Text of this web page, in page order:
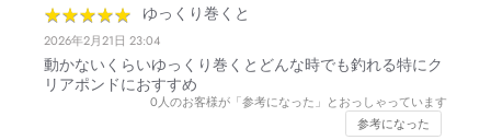
★★★★★
★★★★★ ゆっくり巻くと
2026年2月21日 23:04
動かないくらいゆっくり巻くとどんな時でも釣れる特にク
リアポンドにおすすめ
0人のお客様が「参考になった」とおっしゃっています
参考になった